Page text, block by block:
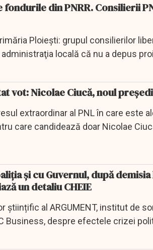
fondurile din PNRR. Consilierii
Ploieşti: grupul consilierilor
locală că nu a depus
vot: Nicolae Ciucă, noul
extraordinar al PNL în care este
care candidează doar Nicolae
şi cu Guvernul, după
un detaliu CHEIE
științific al ARGUMENT, institut de
Business, despre efectele crizei